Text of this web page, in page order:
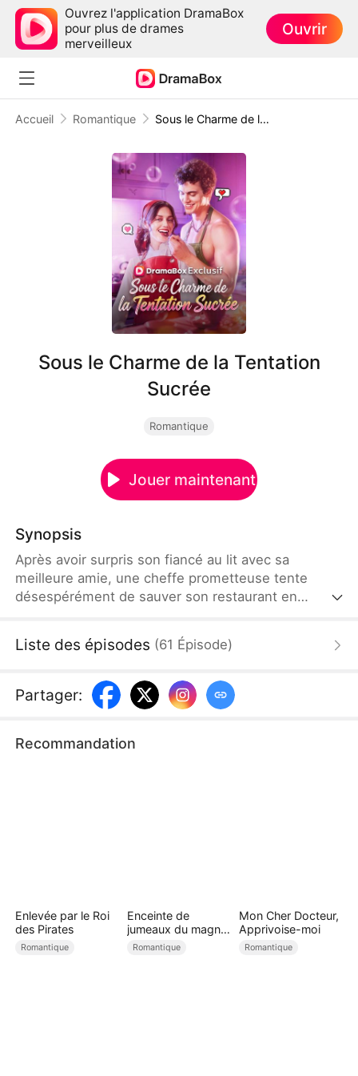
Ouvrez l'application DramaBox
pour plus de drames
merveilleux
Ouvrir
Accueil Romantique Sous le Charme de la Tentation Sucrée
Sous le Charme de la Tentation
Sucrée
Romantique
Jouer maintenant
Synopsis
Après avoir surpris son fiancé au lit avec sa
meilleure amie, une cheffe prometteuse tente
désespérément de sauver son restaurant en
étincelles jaillissent en cuisine comme en dehors,
alors que les deux s'opposent, et se rapprochent,
enjeux élevés, capable de sceller ou de briser leur
avenir.
Liste des épisodes (61 Épisode)
Partager:
Recommandation
Enlevée par le Roi
des Pirates
Romantique
Enceinte de
jumeaux du magnat
endormi
Romantique
Mon Cher Docteur,
Apprivoise-moi
Romantique